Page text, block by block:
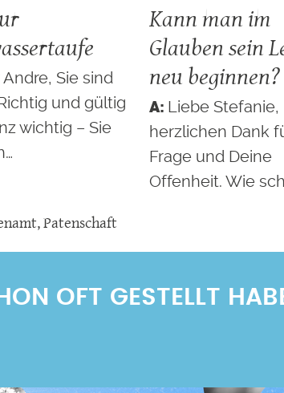
Sie sind
und gültig
wichtig – Sie
Kann man im
Glauben sein
neu beginnen?
Liebe Stefanie,
herzlichen Dank
Frage und Deine
Offenheit. Wie
,Patenschaft
OFT GESTELLT